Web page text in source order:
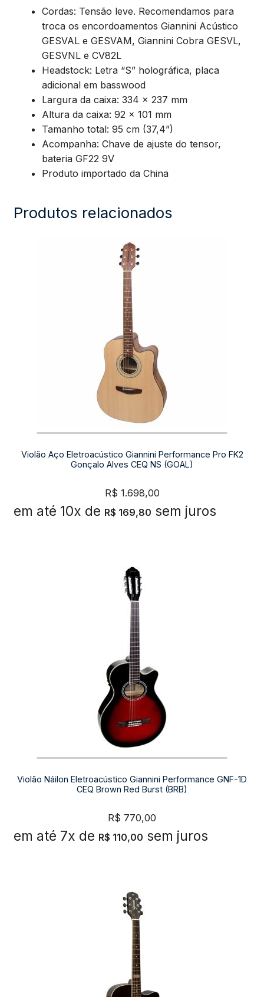
Cordas: Tensão leve. Recomendamos para
troca os encordoamentos Giannini Acústico
GESVAL e GESVAM, Giannini Cobra GESVL,
GESVNL e CV82L
Headstock: Letra “S” holográfica, placa
adicional em basswood
Largura da caixa: 334 x 237 mm
Altura da caixa: 92 x 101 mm
Tamanho total: 95 cm (37,4”)
Acompanha: Chave de ajuste do tensor,
bateria GF22 9V
Produto importado da China
Produtos relacionados
Violão Aço Eletroacústico Giannini Performance Pro FK2
Gonçalo Alves CEQ NS (GOAL)
R$ 1.698,00
em até 10x de R$ 169,80 sem juros
Violão Náilon Eletroacústico Giannini Performance GNF-1D
CEQ Brown Red Burst (BRB)
R$ 770,00
em até 7x de R$ 110,00 sem juros